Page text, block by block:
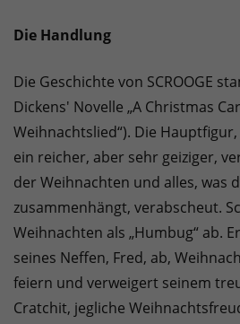
Die Handlung
Die Geschichte von SCROOGE
Dickens' Novelle „A Christmas
Weihnachtslied“). Die
ein reicher, aber sehr geiziger,
der Weihnachten und alles, was
zusammenhängt, verabscheut.
Weihnachten als „Humbug“ ab.
seines Neffen, Fred, ab,
feiern und verweigert seinem
Cratchit, jegliche